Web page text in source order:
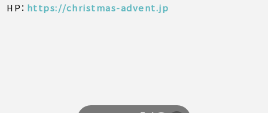
HP： https://christmas-advent.jp